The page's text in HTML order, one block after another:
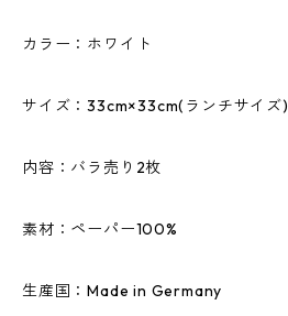
カラー：ホワイト
サイズ：33cm×33cm(ランチサイズ)
内容：バラ売り2枚
素材：ペーパー100%
生産国：Made in Germany